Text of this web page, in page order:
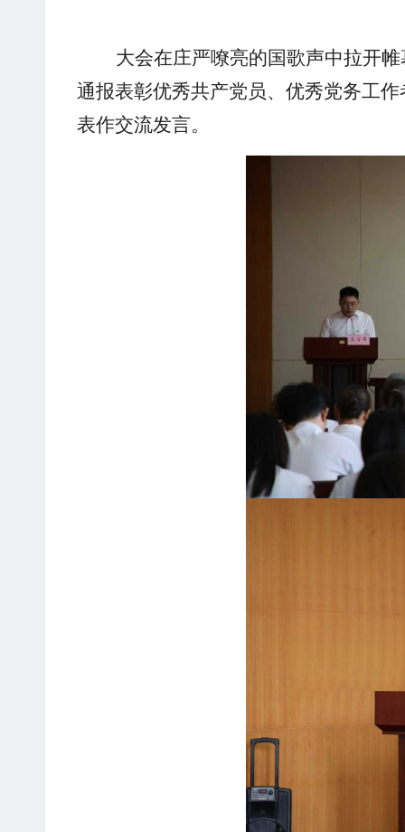
大会在庄严嘹亮的国歌声中拉开帷
通报表彰优秀共产党员、优秀党务工作
表作交流发言。